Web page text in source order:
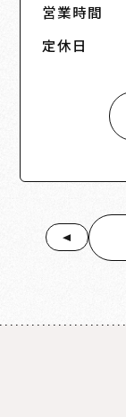
営業時間
定休日